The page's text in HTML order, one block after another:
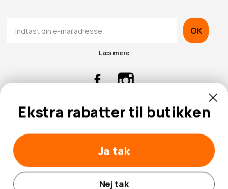
OK
Læs mere
Kontaktinformation
Ekstra rabatter til butikken
Ja tak
Nej tak